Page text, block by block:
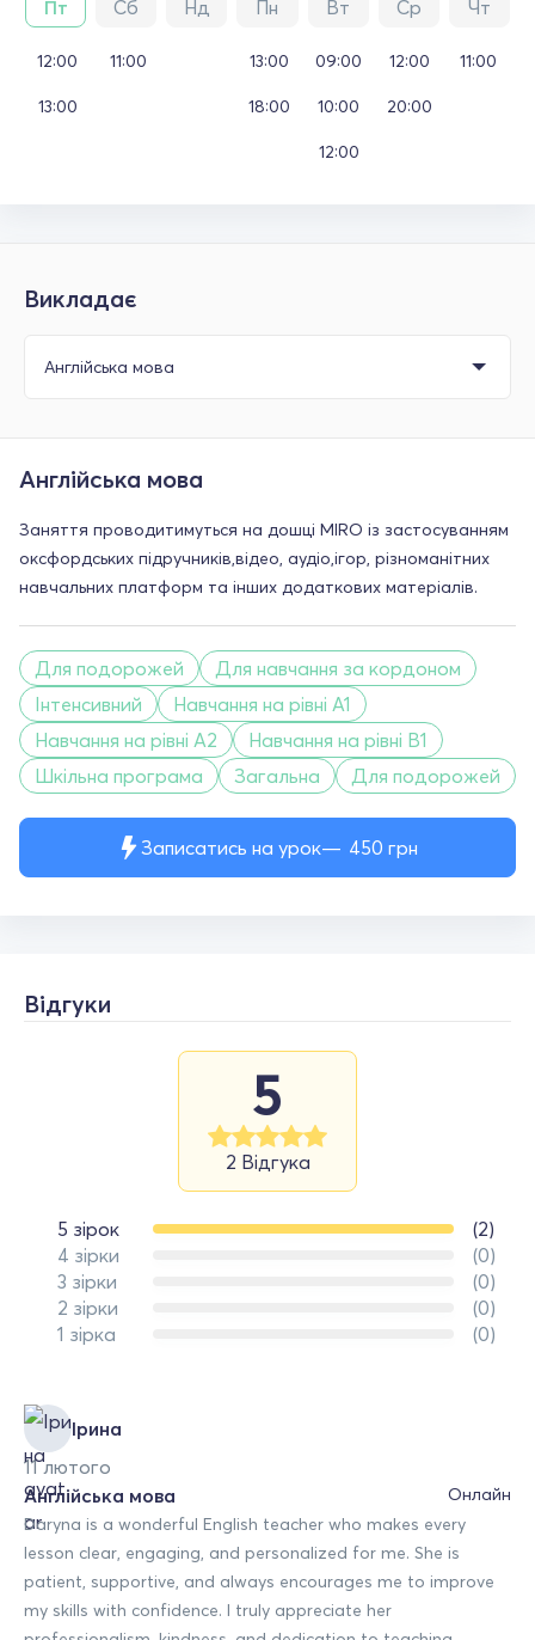
Пт Сб Нд Пн Вт Ср Чт
12:00
13:00
11:00 13:00
18:00
09:00
10:00
12:00
12:00
20:00
11:00
Викладає
Записатись на урок 450 грн
Англійська мова
Заняття проводитимуться на дошці MIRO із застосуванням
оксфордських підручників,відео, аудіо,ігор, різноманітних
навчальних платформ та інших додаткових матеріалів.
Для подорожей
Для навчання за кордоном
Інтенсивний
Навчання на рівні A1
Навчання на рівні A2
Навчання на рівні B1
Шкільна програма
Загальна Для подорожей
Відгуки
5
2 Відгука
5 зірок
(2)
4 зірки
(0)
3 зірки
(0)
2 зірки
(0)
1 зірка
(0)
Ірина
11 лютого
Онлайн
Англійська мова
Daryna is a wonderful English teacher who makes every
lesson clear, engaging, and personalized for me. She is
patient, supportive, and always encourages me to improve
my skills with confidence. I truly appreciate her